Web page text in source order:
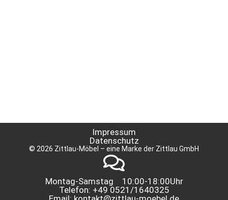
Montag-Samstag 10:00-18:00Uhr
Telefon: +49 0521/1640325
Impressum
Datenschutz
© 2026 Zittlau-Möbel – eine Marke der Zittlau GmbH